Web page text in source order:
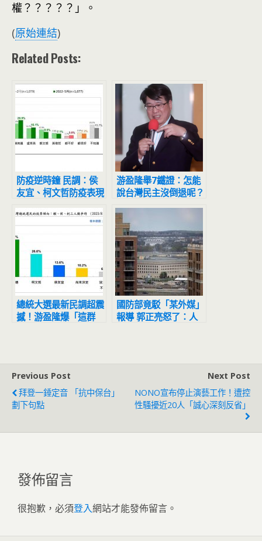
權？？？？？」。
(原始連結)
Related Posts:
防疫逆時鐘 民調：侯
友宜、柯文哲防疫表現
最受肯定
游盈隆舉7鐵證：怎能
說台灣民主沒倒退呢？
總統大選最新民調超震
撼！游盈隆爆「這群
國防部竟駁「某外媒」
報導 郭正亮怒了：人
Previous Post
拜登一錘定音 「抗中保台」
劃下句點
Next Post
NONO宣布停止演藝工作！遭控
性騷擾近20人「誠心深刻反省」
發佈留言
很抱歉，必須登入網站才能發佈留言。